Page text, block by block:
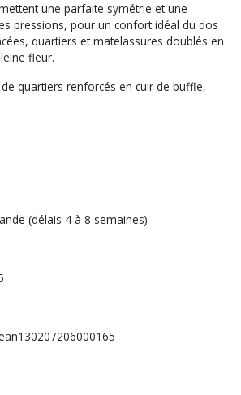
une parfaite symétrie et une
pressions, pour un confort idéal du dos
quartiers et matelassures doublés en
fleur.
quartiers renforcés en cuir de buffle,
(délais 4 à 8 semaines)